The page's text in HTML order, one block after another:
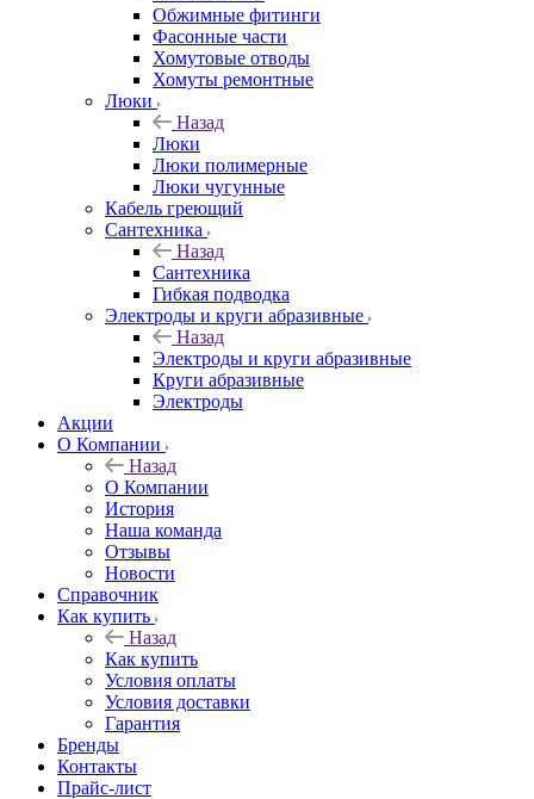
Обжимные фитинги
Фасонные части
Хомутовые отводы
Хомуты ремонтные
Люки
Назад
Люки
Люки полимерные
Люки чугунные
Кабель греющий
Сантехника
Назад
Сантехника
Гибкая подводка
Электроды и круги абразивные
Назад
Электроды и круги абразивные
Круги абразивные
Электроды
Акции
О Компании
Назад
О Компании
История
Наша команда
Отзывы
Новости
Справочник
Как купить
Назад
Как купить
Условия оплаты
Условия доставки
Гарантия
Бренды
Контакты
Прайс-лист